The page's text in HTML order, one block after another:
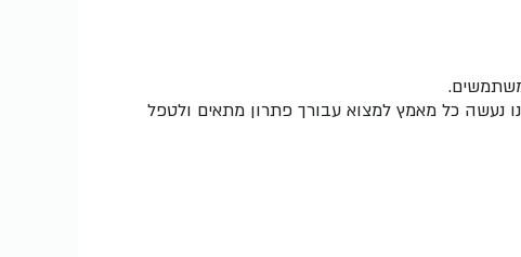
נעשה כל מאמץ למצוא עבורך פתרון מתאים ולטפל